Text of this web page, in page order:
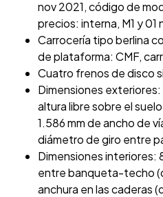
nov 2021, código de
precios: interna, M1 y 01
Carrocería tipo berlina
de plataforma: CMF,
Cuatro frenos de disco
Dimensiones exteriores:
altura libre sobre el
1.586 mm de ancho de
diámetro de giro entre
Dimensiones interiores:
entre banqueta-techo
anchura en las caderas